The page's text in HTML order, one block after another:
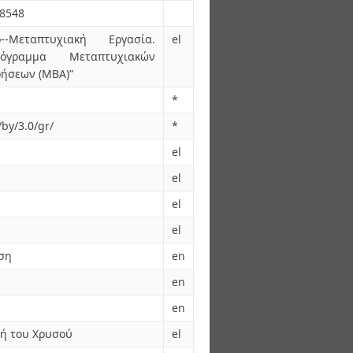
Εργασία.
Μεταπτυχιακών
(ΜΒΑ)”
el
*
3.0/gr/
*
el
el
el
el
en
en
en
του Χρυσού
el